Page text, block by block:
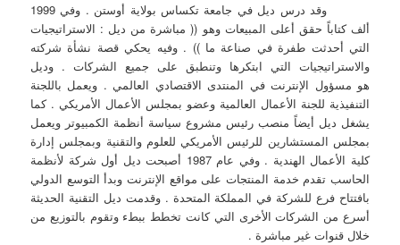
وقد درس ديل في جامعة تكساس بولاية أوستن . وفي 1999
ألف كتاباً حقق أعلى المبيعات وهو (( مباشرة من ديل : الاستراتيجيات
التي أحدثت طفرة في صناعة ما )) . وفيه يحكي قصة نشأة شركته
والاستراتيجيات التي ابتكرها وتنطبق على جميع الشركات . وديل
هو مسؤول الإنترنت في المنتدى الاقتصادي العالمي . ويعمل باللجنة
التنفيذية للجنة الأعمال العالمية وعضو بمجلس الأعمال الأمريكي . كما
يشغل ديل أيضاً منصب رئيس مشروع سياسة أنظمة الكمبيوتر ويعمل
بمجلس المستشارين للرئيس الأمريكي للعلوم والتقنية وبمجلس إدارة
كلية الأعمال الهندية . وفي عام 1987 أصبحت ديل أول شركة لأنظمة
الحاسب تقدم خدمة المنتجات على مواقع الإنترنت وبدأ التوسع الدولي
بافتتاح فرع للشركة في المملكة المتحدة . وقدمت ديل التقنية الحديثة
أسرع من الشركات الأخرى التي كانت تخطط ببطء وتقوم بالتوزيع من
خلال قنوات غير مباشرة .